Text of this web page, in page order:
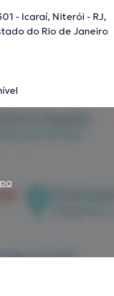
- Icaraí, Niterói - RJ,
do Rio de Janeiro